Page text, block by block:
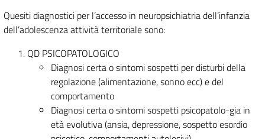
Quesiti diagnostici per l’accesso in neuropsichiatria dell’infanzia
dell’adolescenza attività territoriale sono:
QD PSICOPATOLOGICO
Diagnosi certa o sintomi sospetti per disturbi della
regolazione (alimentazione, sonno ecc) e del
comportamento
Diagnosi certa o sintomi sospetti psicopatolo-gia in
età evolutiva (ansia, depressione, sospetto esordio